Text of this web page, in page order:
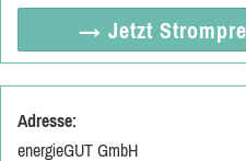
→ Jetzt
Adresse:
energieGUT GmbH